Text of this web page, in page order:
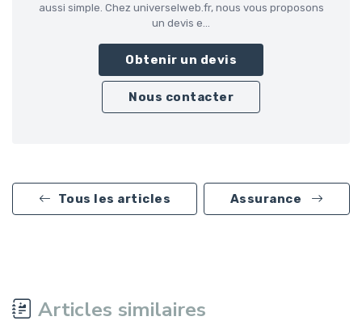
aussi simple. Chez universelweb.fr, nous vous proposons
un devis e...
Obtenir un devis
Nous contacter
Tous les articles Assurance
Articles similaires